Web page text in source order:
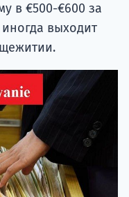
в €500-€600 за
выходит